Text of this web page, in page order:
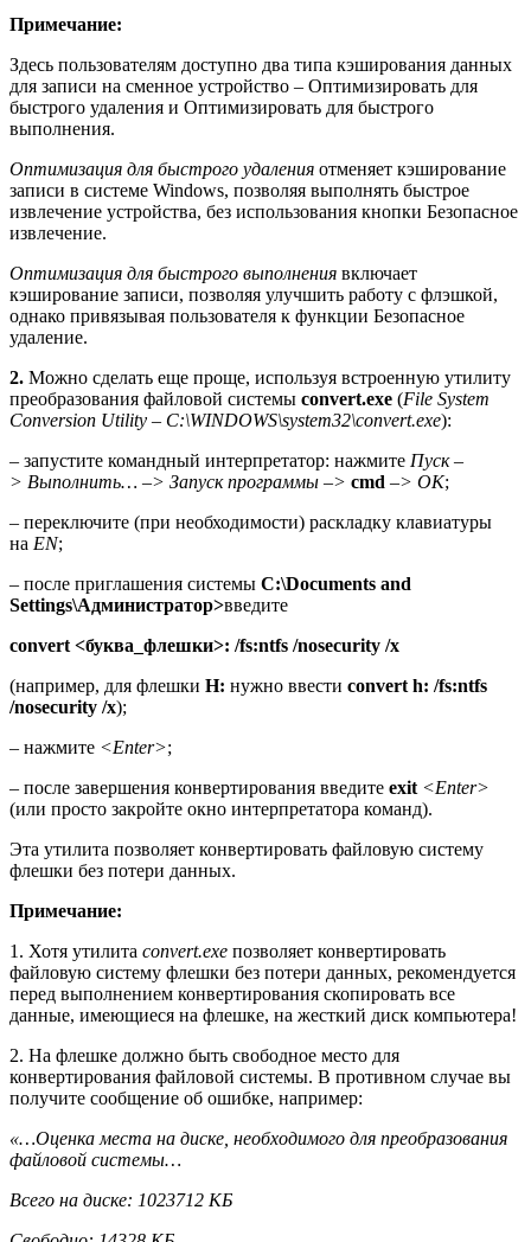
Примечание:
Здесь пользователям доступно два типа кэширования данных
для записи на сменное устройство – Оптимизировать для
быстрого удаления и Оптимизировать для быстрого
выполнения.
Оптимизация для быстрого удаления отменяет кэширование
записи в системе Windows, позволяя выполнять быстрое
извлечение устройства, без использования кнопки Безопасное
извлечение.
Оптимизация для быстрого выполнения включает
кэширование записи, позволяя улучшить работу с флэшкой,
однако привязывая пользователя к функции Безопасное
удаление.
2. Можно сделать еще проще, используя встроенную утилиту
преобразования файловой системы convert.exe (File System
Conversion Utility – C:\WINDOWS\system32\convert.exe):
– запустите командный интерпретатор: нажмите Пуск –
> Выполнить… –> Запуск программы –> cmd –> OK;
– переключите (при необходимости) раскладку клавиатуры
на EN;
– после приглашения системы C:\Documents and
Settings\Администратор>введите
convert <буква_флешки>: /fs:ntfs /nosecurity /x
(например, для флешки H: нужно ввести convert h: /fs:ntfs
/nosecurity /x);
– нажмите <Enter>;
– после завершения конвертирования введите exit <Enter>
(или просто закройте окно интерпретатора команд).
Эта утилита позволяет конвертировать файловую систему
флешки без потери данных.
Примечание:
1. Хотя утилита convert.exe позволяет конвертировать
файловую систему флешки без потери данных, рекомендуется
перед выполнением конвертирования скопировать все
данные, имеющиеся на флешке, на жесткий диск компьютера!
2. На флешке должно быть свободное место для
конвертирования файловой системы. В противном случае вы
получите сообщение об ошибке, например:
«…Оценка места на диске, необходимого для преобразования
файловой системы…
Всего на диске: 1023712 КБ